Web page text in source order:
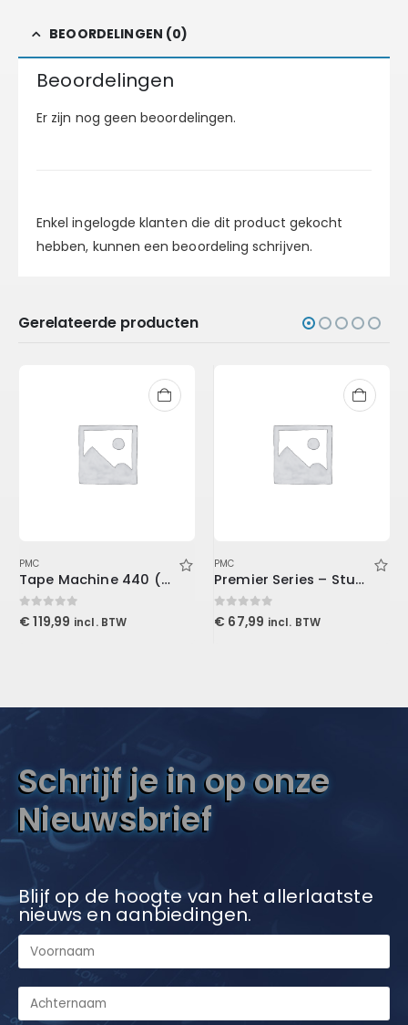
BEOORDELINGEN (0)
Beoordelingen
Er zijn nog geen beoordelingen.
Enkel ingelogde klanten die dit product gekocht
hebben, kunnen een beoordeling schrijven.
Gerelateerde producten
PMC
Tape Machine 440 (Download)
0out of 5
€ 119,99 incl. BTW
PMC
Premier Series – Studio & Live XLR Cable 15′ (4.6 m)
0out of 5
€ 67,99 incl. BTW
Schrijf je in op onze
Nieuwsbrief
Blijf op de hoogte van het allerlaatste
nieuws en aanbiedingen.